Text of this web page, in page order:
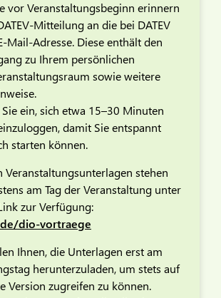
vor Veranstaltungsbeginn erinnern
Mitteilung an die bei DATEV
Mail-Adresse. Diese enthält den
zu Ihrem persönlichen
sowie weitere
ein, sich etwa 15–30 Minuten
damit Sie entspannt
starten können.
Veranstaltungsunterlagen stehen
am Tag der Veranstaltung unter
zur Verfügung:
dio-vortraege
Ihnen, die Unterlagen erst am
herunterzuladen, um stets auf
Version zugreifen zu können.